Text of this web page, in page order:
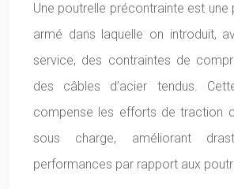
Une poutrelle précontrainte est une
armé dans laquelle on introduit,
service, des contraintes de
des câbles d’acier tendus.
compense les efforts de traction
sous charge, améliorant
performances par rapport aux